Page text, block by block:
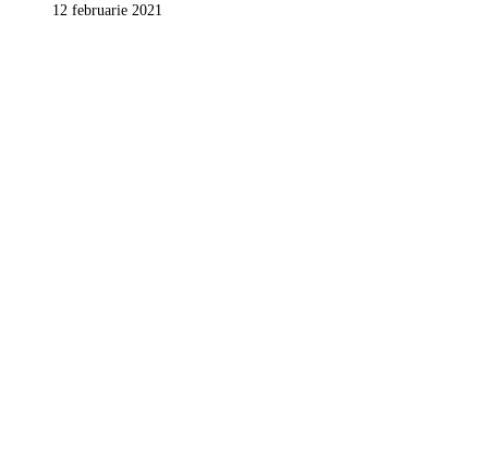
12 februarie 2021